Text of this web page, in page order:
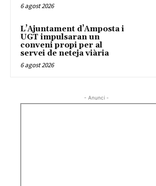
6 agost 2026
L’Ajuntament d’Amposta i
UGT impulsaran un
conveni propi per al
servei de neteja viària
6 agost 2026
- Anunci -